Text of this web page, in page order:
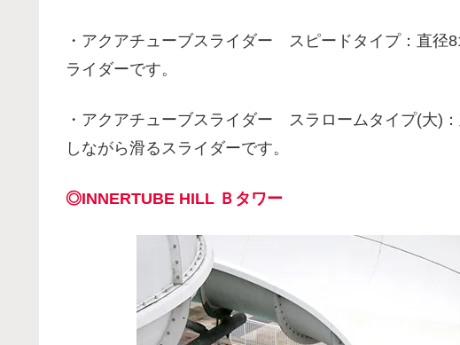
・アクアチューブスライダー スピードタイプ：直径
ライダーです。
・アクアチューブスライダー スラロームタイプ(大)
しながら滑るスライダーです。
◎INNERTUBE HILL Ｂタワー